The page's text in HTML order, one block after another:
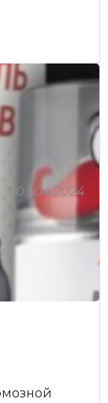
05.04.2024